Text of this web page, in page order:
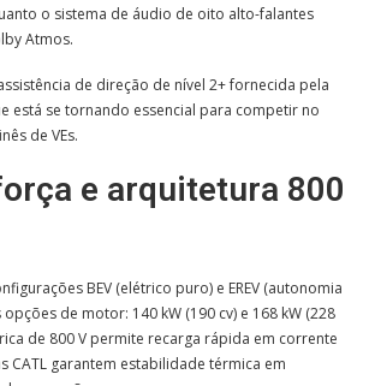
o sistema de áudio de oito alto-falantes
Atmos.
de direção de nível 2+ fornecida pela
está se tornando essencial para competir no
de VEs.
e arquitetura 800
BEV (elétrico puro) e EREV (autonomia
de motor: 140 kW (190 cv) e 168 kW (228
de 800 V permite recarga rápida em corrente
CATL garantem estabilidade térmica em